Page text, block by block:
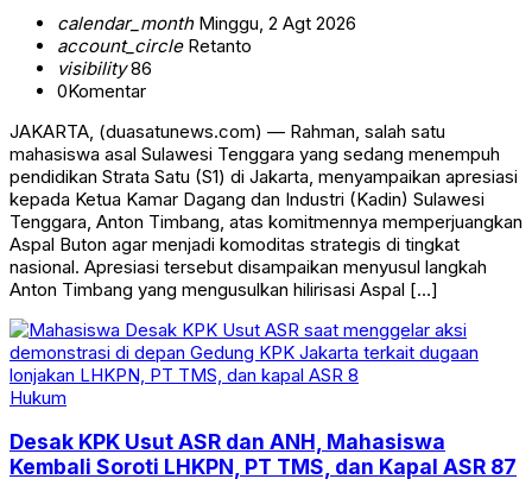
calendar_monthMinggu, 2 Agt 2026
account_circleRetanto
visibility86
0Komentar
JAKARTA, (duasatunews.com) — Rahman, salah satu
mahasiswa asal Sulawesi Tenggara yang sedang menempuh
pendidikan Strata Satu (S1) di Jakarta, menyampaikan apresiasi
kepada Ketua Kamar Dagang dan Industri (Kadin) Sulawesi
Tenggara, Anton Timbang, atas komitmennya memperjuangkan
Aspal Buton agar menjadi komoditas strategis di tingkat
nasional. Apresiasi tersebut disampaikan menyusul langkah
Anton Timbang yang mengusulkan hilirisasi Aspal […]
Hukum
Desak KPK Usut ASR dan ANH, Mahasiswa
Kembali Soroti LHKPN, PT TMS, dan Kapal ASR 87